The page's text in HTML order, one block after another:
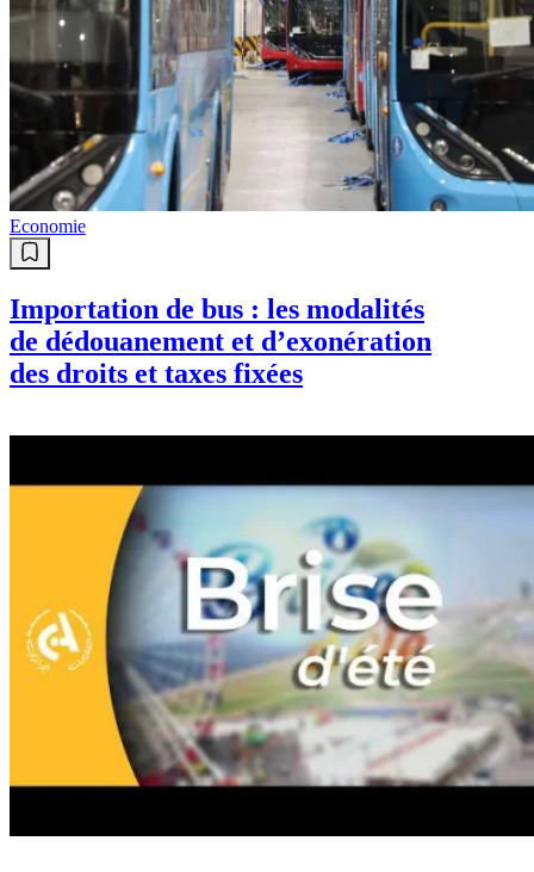
Economie
Importation de bus : les modalités
de dédouanement et d’exonération
des droits et taxes fixées